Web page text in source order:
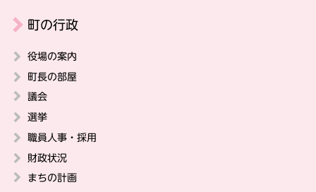
町の行政
役場の案内
町長の部屋
議会
選挙
職員人事・採用
財政状況
まちの計画